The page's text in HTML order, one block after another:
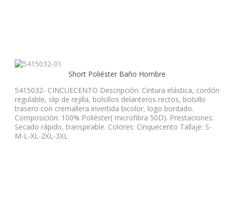
Short Poliéster Baño Hombre
5415032- CINCUECENTO Descripción: Cintura elástica, cordón
regulable, slip de rejilla, bolsillos delanteros rectos, bolsillo
trasero con cremallera invertida bicolor, logo bordado.
Composición: 100% Poliéster( microfibra 50D). Prestaciones:
Secado rápido, transpirable. Colores: Cinquecento Tallaje: S-
M-L-XL-2XL-3XL